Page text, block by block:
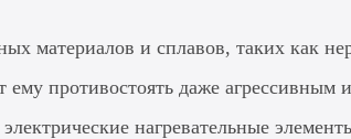
материалов и сплавов, таких как
ему противостоять даже
нагревательные